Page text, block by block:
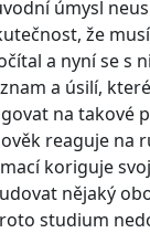
úmysl
že
a nyní se s
a úsilí,
na takové
reaguje na
koriguje
nějaký
studium